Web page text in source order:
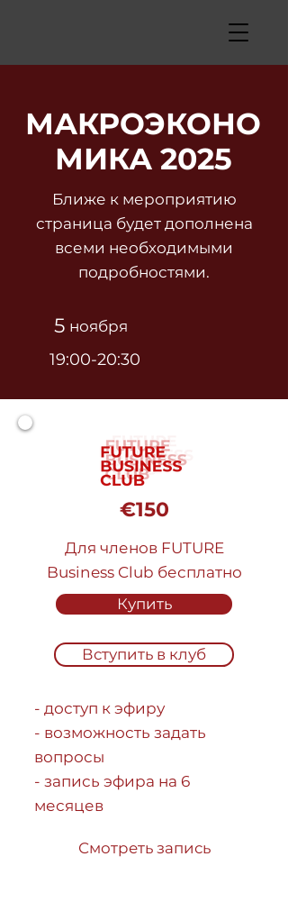
МАКРОЭКОНО
МИКА 2025
Ближе к мероприятию
страница будет дополнена
всеми необходимыми
подробностями.
5 ноября
19:00-20:30
€150
Для членов FUTURE
Business Club бесплатно
Купить
Вступить в клуб
- доступ к эфиру
- возможность задать
вопросы
- запись эфира на 6
месяцев
Смотреть запись